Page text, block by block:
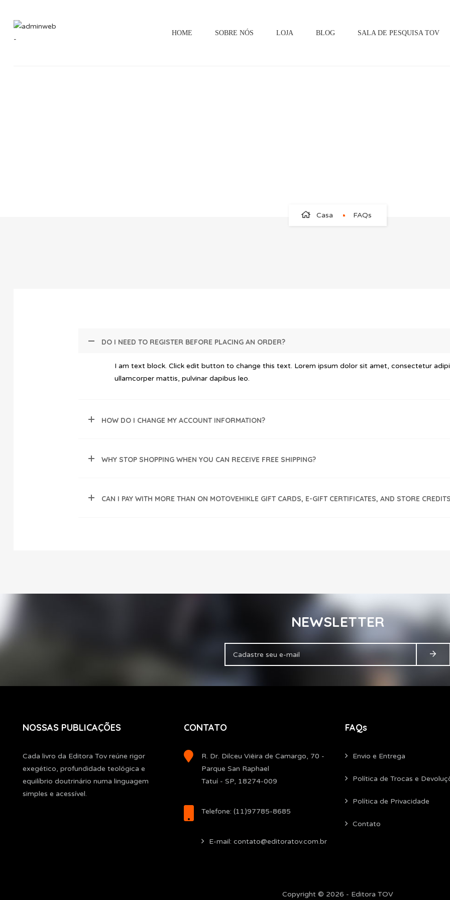
HOME SOBRE NÓS LOJA BLOG SALA DE PESQUISA TOV
Casa FAQs
DO I NEED TO REGISTER BEFORE PLACING AN ORDER?
I am text block. Click edit button to change this text. Lorem ipsum dolor sit amet, consectetur
ullamcorper mattis, pulvinar dapibus leo.
HOW DO I CHANGE MY ACCOUNT INFORMATION?
WHY STOP SHOPPING WHEN YOU CAN RECEIVE FREE SHIPPING?
CAN I PAY WITH MORE THAN ON MOTOVEHIKLE GIFT CARDS, E-GIFT CERTIFICATES, AND STORE
NEWSLETTER
NOSSAS PUBLICAÇÕES
Cada livro da Editora Tov reúne rigor
exegético, profundidade teológica e
equilíbrio doutrinário numa linguagem
simples e acessível.
CONTATO
R. Dr. Dilceu Viêira de Camargo, 70 -
Parque San Raphael
Tatuí - SP, 18274-009
Telefone: (11)97785-8685
E-mail: contato@editoratov.com.br
FAQs
Envio e Entrega
Política de Trocas e
Política de Privacidade
Contato
Copyright © 2026 - Editora TOV